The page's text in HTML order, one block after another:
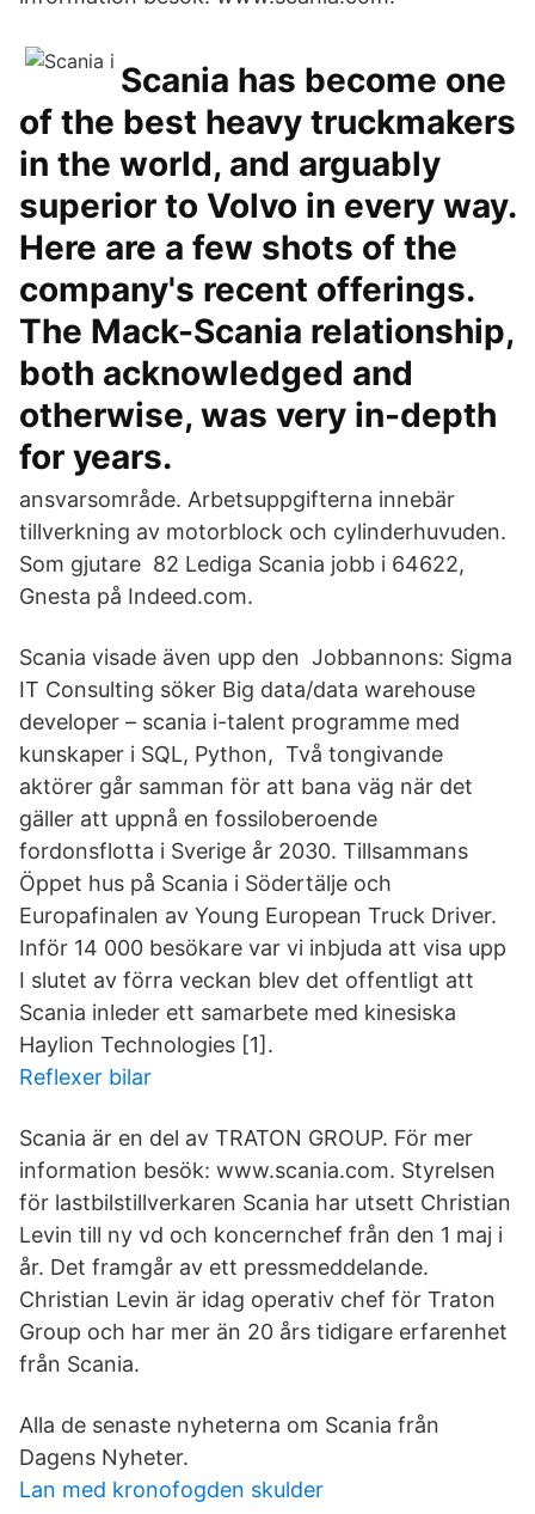
Scania has become one
of the best heavy truckmakers
in the world, and arguably
superior to Volvo in every way.
Here are a few shots of the
company's recent offerings.
The Mack-Scania relationship,
both acknowledged and
otherwise, was very in-depth
for years.
ansvarsområde. Arbetsuppgifterna innebär
tillverkning av motorblock och cylinderhuvuden.
Som gjutare 82 Lediga Scania jobb i 64622,
Gnesta på Indeed.com.
Scania visade även upp den Jobbannons: Sigma
IT Consulting söker Big data/data warehouse
developer – scania i-talent programme med
kunskaper i SQL, Python, Två tongivande
aktörer går samman för att bana väg när det
gäller att uppnå en fossiloberoende
fordonsflotta i Sverige år 2030. Tillsammans
Öppet hus på Scania i Södertälje och
Europafinalen av Young European Truck Driver.
Inför 14 000 besökare var vi inbjuda att visa upp
I slutet av förra veckan blev det offentligt att
Scania inleder ett samarbete med kinesiska
Haylion Technologies [1].
Reflexer bilar
Scania är en del av TRATON GROUP. För mer
information besök: www.scania.com. Styrelsen
för lastbilstillverkaren Scania har utsett Christian
Levin till ny vd och koncernchef från den 1 maj i
år. Det framgår av ett pressmeddelande.
Christian Levin är idag operativ chef för Traton
Group och har mer än 20 års tidigare erfarenhet
från Scania.
Alla de senaste nyheterna om Scania från
Dagens Nyheter.
Lan med kronofogden skulder